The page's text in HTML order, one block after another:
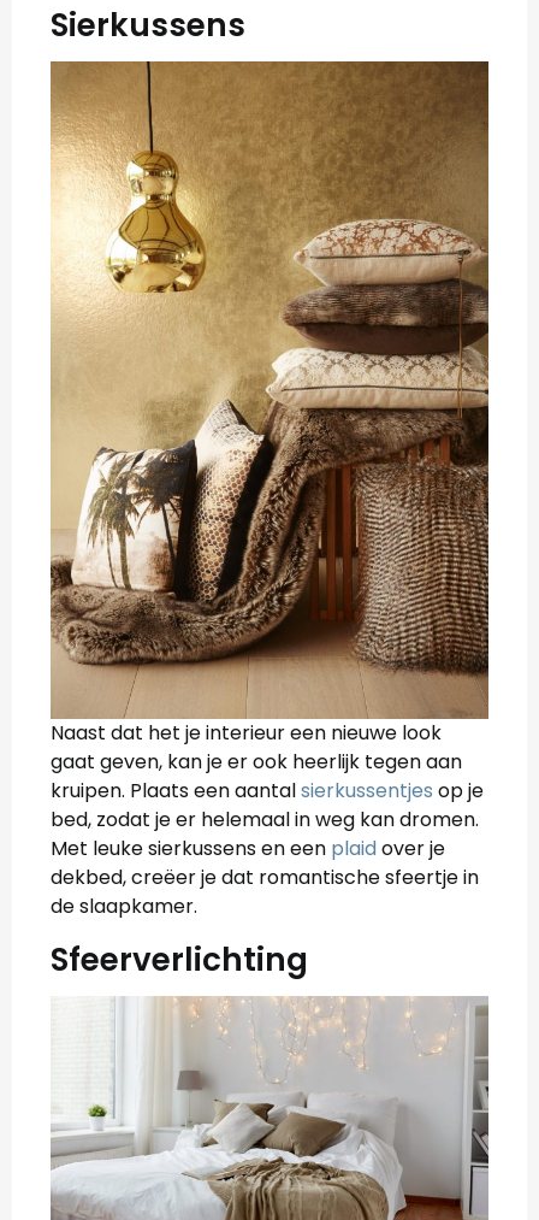
Sierkussens
Naast dat het je interieur een nieuwe look
gaat geven, kan je er ook heerlijk tegen aan
kruipen. Plaats een aantalsierkussentjes op je
bed, zodat je er helemaal in weg kan dromen.
Met leuke sierkussens en een plaid over je
dekbed, creëer je dat romantische sfeertje in
de slaapkamer.
Sfeerverlichting